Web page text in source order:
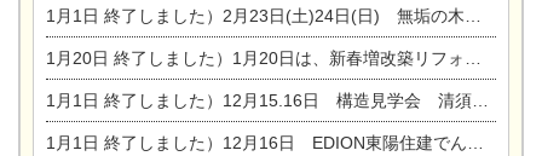
1月1日 終了しました）2月23日(土)24日(日) 無垢の木の家 完成見学会
1月20日 終了しました）1月20日は、新春増改築リフォームまつり＆家の修理祭り＆家電まつりです。
1月1日 終了しました）12月15.16日 構造見学会 清須市西枇杷島町弁天
1月1日 終了しました）12月16日 EDION東陽住建でんき OPEN第二弾イベント！！